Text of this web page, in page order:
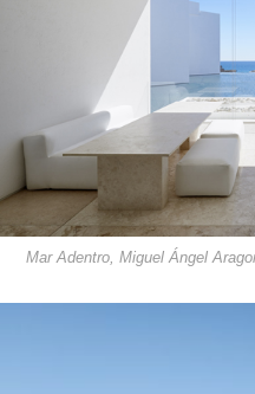
Mar Adentro, Miguel Ángel